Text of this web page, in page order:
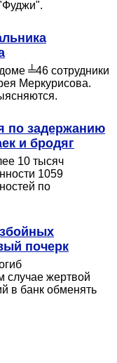
╧46 сотрудники
Меркурисова.
по задержанию
и бродяг
10 тысяч
1059
по
почерк
случае жертвой
в банк обменять